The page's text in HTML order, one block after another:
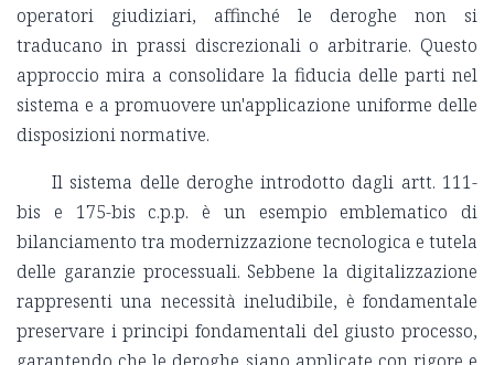
operatori giudiziari, affinché le deroghe non si
traducano in prassi discrezionali o arbitrarie. Questo
approccio mira a consolidare la fiducia delle parti nel
sistema e a promuovere un'applicazione uniforme delle
disposizioni normative.
Il sistema delle deroghe introdotto dagli artt. 111-
bis e 175-bis c.p.p. è un esempio emblematico di
bilanciamento tra modernizzazione tecnologica e tutela
delle garanzie processuali. Sebbene la digitalizzazione
rappresenti una necessità ineludibile, è fondamentale
preservare i principi fondamentali del giusto processo,